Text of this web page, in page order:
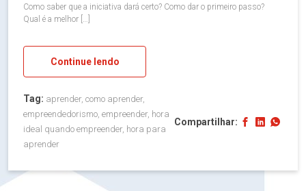
Como saber que a iniciativa dará certo? Como dar o primeiro passo?
Qual é a melhor […]
Continue lendo
Tag: aprender, como aprender,
empreendedorismo, empreender, hora
ideal quando empreender, hora para
aprender
Compartilhar: